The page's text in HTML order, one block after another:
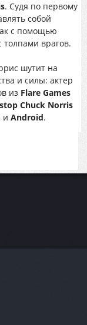
. Судя по первому
собой
с помощью
толпами врагов.
шутит на
и силы: актер
из Flare Games
Chuck Norris
и Android.